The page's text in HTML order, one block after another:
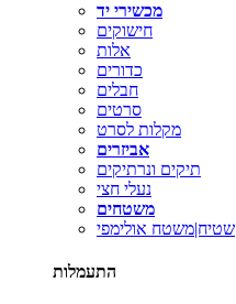
מכשירי יד
חישוקים
אלות
כדורים
חבלים
סרטים
מקלות לסרט
אביזרים
תיקים ונרתיקים
נעלי חצי
משטחים
שטיח|משטח אולימפי
התעמלות